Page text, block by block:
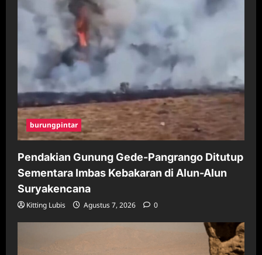
burungpintar
Pendakian Gunung Gede-Pangrango Ditutup
Sementara Imbas Kebakaran di Alun-Alun
Suryakencana
Kitting Lubis Agustus 7, 2026 0